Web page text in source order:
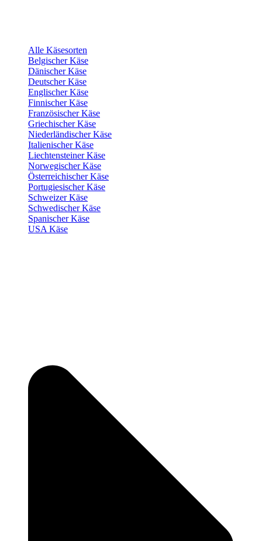
Alle Käsesorten
Belgischer Käse
Dänischer Käse
Deutscher Käse
Englischer Käse
Finnischer Käse
Französischer Käse
Griechischer Käse
Niederländischer Käse
Italienischer Käse
Liechtensteiner Käse
Norwegischer Käse
Österreichischer Käse
Portugiesischer Käse
Schweizer Käse
Schwedischer Käse
Spanischer Käse
USA Käse